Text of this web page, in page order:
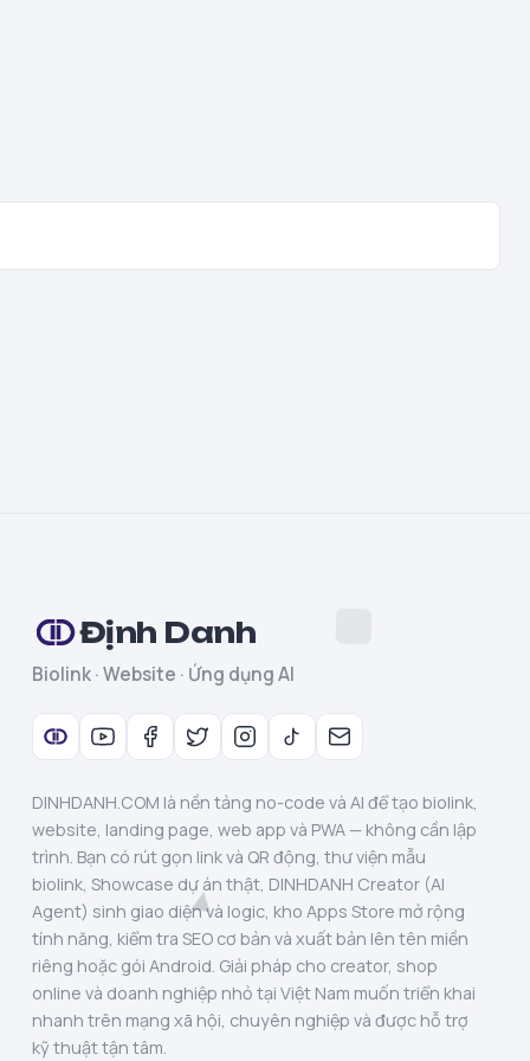
Định Danh
Biolink · Website · Ứng dụng AI
DINHDANH.COM là nền tảng no-code và AI để tạo biolink,
website, landing page, web app và PWA — không cần lập
trình. Bạn có rút gọn link và QR động, thư viện mẫu
biolink, Showcase dự án thật, DINHDANH Creator (AI
Agent) sinh giao diện và logic, kho Apps Store mở rộng
tính năng, kiểm tra SEO cơ bản và xuất bản lên tên miền
riêng hoặc gói Android. Giải pháp cho creator, shop
online và doanh nghiệp nhỏ tại Việt Nam muốn triển khai
nhanh trên mạng xã hội, chuyên nghiệp và được hỗ trợ
kỹ thuật tận tâm.